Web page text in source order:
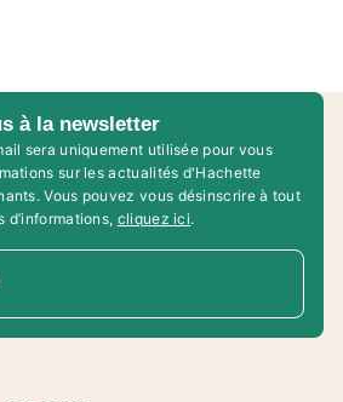
à la newsletter
sera uniquement utilisée pour vous
sur les actualités d'Hachette
Vous pouvez vous désinscrire à tout
d’informations, cliquez ici.